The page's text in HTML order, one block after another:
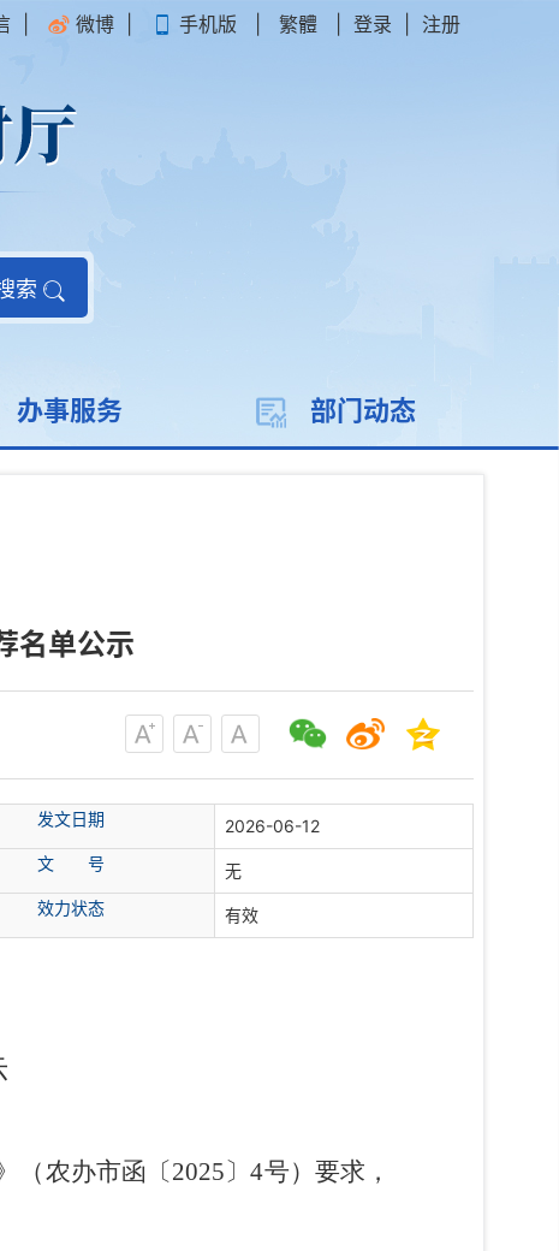
微博 手机版 繁體 登录 注册
索
办事服务 部门动态
名单公示
发文日期
2026-06-12
文 号
无
效力状态 有效
（农办市函 〔2025〕4号） 要求，